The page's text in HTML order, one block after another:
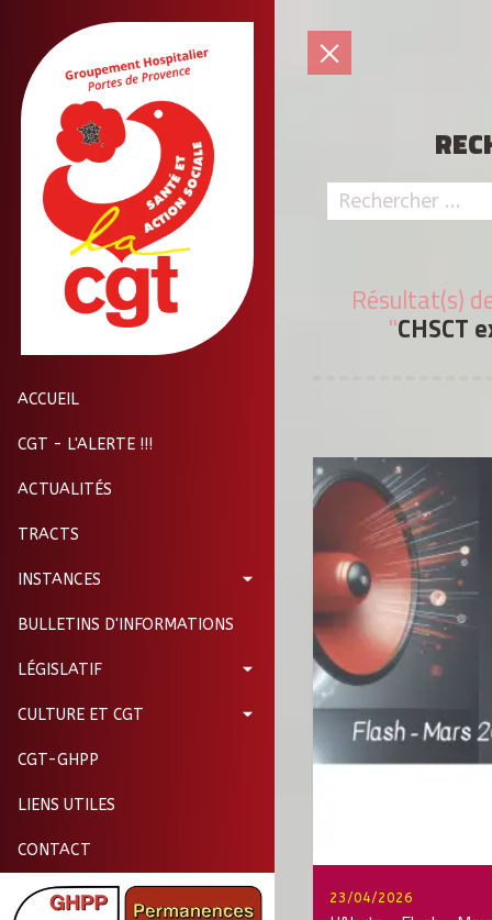
ACCUEIL
CGT - L'ALERTE !!!
ACTUALITÉS
TRACTS
INSTANCES
BULLETINS D'INFORMATIONS
LÉGISLATIF
CULTURE ET CGT
CGT-GHPP
LIENS UTILES
CONTACT
Résultat(s)
"CHSCT
23/04/2026